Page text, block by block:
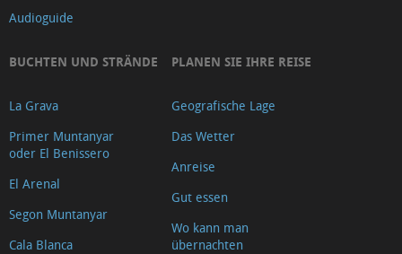
Audioguide
BUCHTEN UND STRÄNDE
La Grava
Primer Muntanyar
oder El Benissero
El Arenal
Segon Muntanyar
Cala Blanca
PLANEN SIE IHRE REISE
Geografische Lage
Das Wetter
Anreise
Gut essen
Wo kann man
übernachten